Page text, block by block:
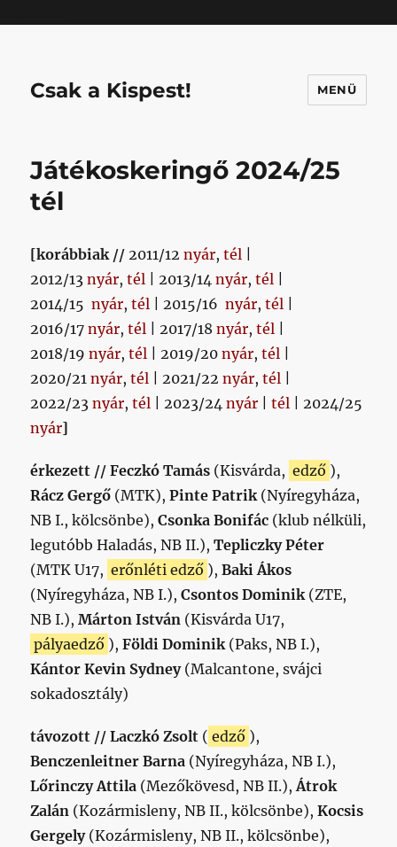
Csak a Kispest! MENÜ
Játékoskeringő 2024/25
tél
[korábbiak // 2011/12nyár,tél
2012/13nyár,tél | 2013/14nyár,tél
2014/15nyár,tél | 2015/16nyár,tél
2016/17nyár,tél | 2017/18nyár,tél
2018/19nyár,tél | 2019/20nyár,tél
2020/21nyár,tél | 2021/22nyár,tél
2022/23nyár,tél | 2023/24nyár |tél | 2024/25
nyár]
érkezett // Feczkó Tamás (Kisvárda, edző ),
Rácz Gergő (MTK),Pinte Patrik(Nyíregyháza,
NB I., kölcsönbe),Csonka Bonifác (klub nélküli,
legutóbb Haladás, NB II.),Tepliczky Péter
(MTK U17, erőnléti edző ),Baki Ákos
(Nyíregyháza, NB I.),Csontos Dominik(ZTE,
NB I.),Márton István (Kisvárda U17,
pályaedző ),Földi Dominik(Paks, NB I.),
Kántor Kevin Sydney(Malcantone, svájci
sokadosztály)
távozott // Laczkó Zsolt ( edző ),
Benczenleitner Barna (Nyíregyháza, NB I.),
Lőrinczy Attila (Mezőkövesd, NB II.),Átrok
Zalán (Kozármisleny, NB II., kölcsönbe),Kocsis
Gergely(Kozármisleny, NB II., kölcsönbe),